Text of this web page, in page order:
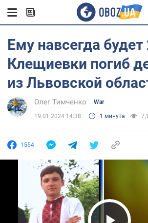
Ему навсегда будет
Клещиевки погиб
из Львовской
Олег Тимченко War
19.01.2024 14:38 1 минута
1554